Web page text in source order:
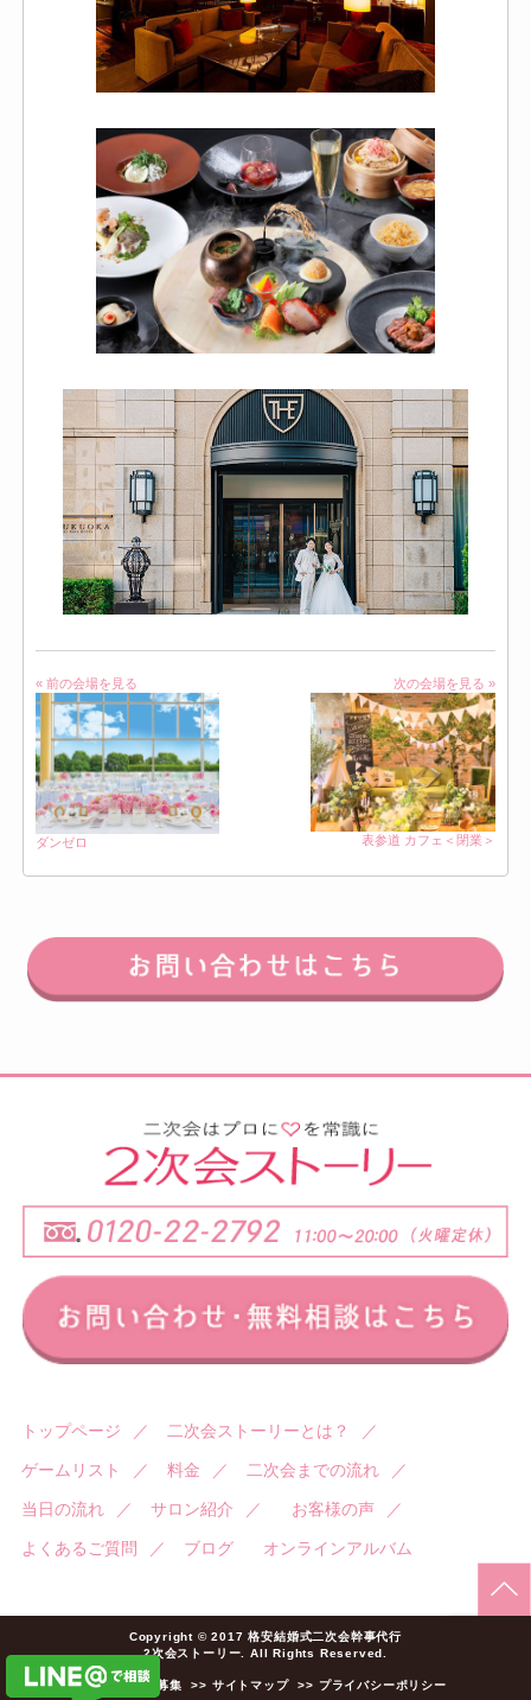
« 前の会場を見る
ダンゼロ
次の会場を見る »
表参道 カフェ＜閉業＞
トップページ ／ 二次会ストーリーとは？ ／
ゲームリスト ／ 料金 ／ 二次会までの流れ ／
当日の流れ ／ サロン紹介 ／ お客様の声 ／
よくあるご質問 ／ ブログ オンラインアルバム
Copyright © 2017 格安結婚式二次会幹事代行
2次会ストーリー. All Rights Reserved.
>> 加盟店様募集 >> サイトマップ >> プライバシーポリシー